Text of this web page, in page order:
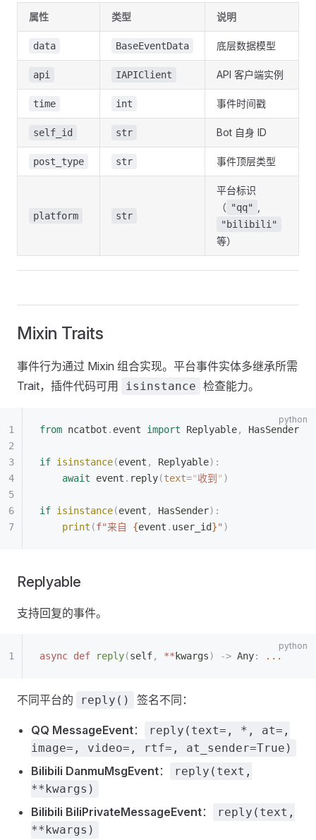
属性 类型 说明
data BaseEventData 底层数据模型
api IAPIClient API 客户端实例
time int 事件时间戳
self_id str Bot 自身 ID
post_type str 事件顶层类型
platform str
平台标识
（ "qq"
"bilibili"
等）
Mixin Traits
事件行为通过 Mixin 组合实现。平台事件实体多继承所需
Trait，插件代码可用
isinstance 检查能力。
from ncatbot . event import Replyable, HasSender
if isinstance(event , Replyable):
    await
event . reply(text="收到 " )
if isinstance(event , HasSender):
    print
(f"来自 {event . user_id}" )
Replyable
支持回复的事件。
async def reply(self, ** kwargs) -> Any: ...
不同平台的 reply() 签名不同：
QQ MessageEvent：
reply(text=, *, at=,
image=, video=, rtf=, at_sender=True)
Bilibili DanmuMsgEvent：
reply(text,
**kwargs)
Bilibili BiliPrivateMessageEvent：
reply(text,
**kwargs)